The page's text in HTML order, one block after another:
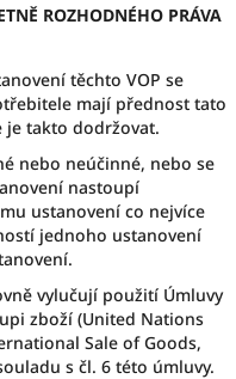
ROZHODNÉHO PRÁVA
těchto VOP se
mají přednost tato
je takto dodržovat.
nebo neúčinné, nebo se
nastoupí
ustanovení co nejvíce
jednoho ustanovení
vylučují použití Úmluvy
zboží (United Nations
Sale of Goods,
s čl. 6 této úmluvy.